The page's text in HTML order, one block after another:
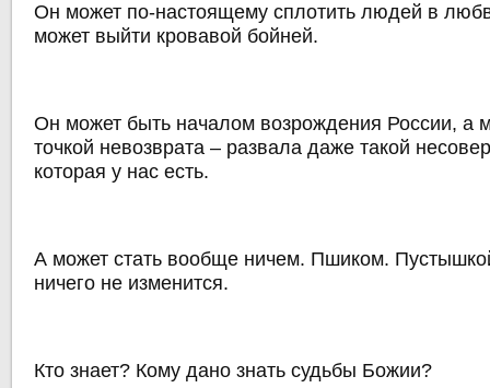
Он может по-настоящему сплотить людей в
может выйти кровавой бойней.
Он может быть началом возрождения России, а
точкой невозврата – развала даже такой
которая у нас есть.
А может стать вообще ничем. Пшиком.
ничего не изменится.
Кто знает? Кому дано знать судьбы Божии?